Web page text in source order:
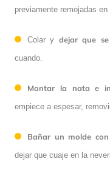
previamente remojadas
Colar y dejar que
cuando.
Montar la nata e
empiece a espesar,
Bañar un molde
dejar que cuaje en la